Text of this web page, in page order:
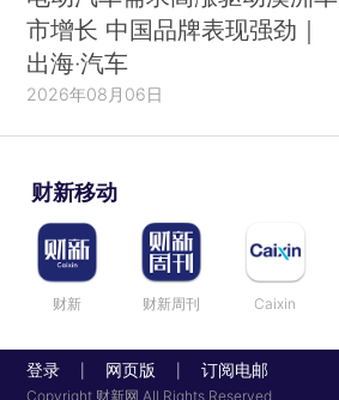
市增长 中国品牌表现强劲｜
出海·汽车
2026年08月06日
财新移动
财新 财新周刊 Caixin
登录 网页版 订阅电邮
Copyright 财新网 All Rights Reserved